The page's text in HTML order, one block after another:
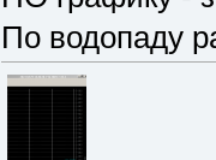
По водопаду